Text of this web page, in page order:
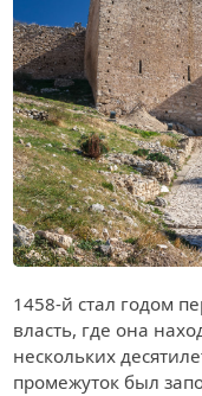
1458-й стал годом
власть, где она
нескольких
промежуток был